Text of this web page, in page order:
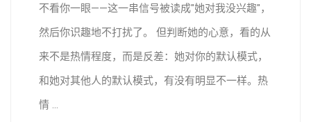
不看你一眼——这一串信号被读成"她对我没兴趣"，
然后你识趣地不打扰了。 但判断她的心意，看的从
来不是热情程度，而是反差：她对你的默认模式，
和她对其他人的默认模式，有没有明显不一样。热
情 ...